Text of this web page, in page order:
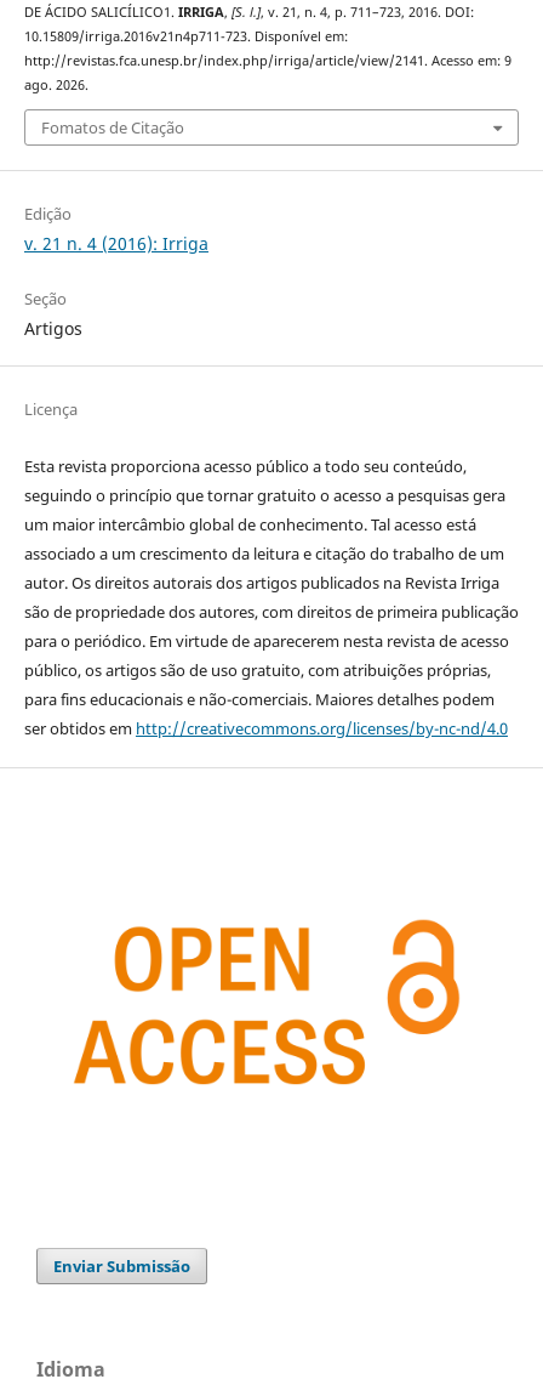
DE ÁCIDO SALICÍLICO1. IRRIGA, [S. l.], v. 21, n. 4, p. 711–723, 2016. DOI:
10.15809/irriga.2016v21n4p711-723. Disponível em:
http://revistas.fca.unesp.br/index.php/irriga/article/view/2141. Acesso em: 9
ago. 2026.
Fomatos de Citação
Edição
v. 21 n. 4 (2016): Irriga
Seção
Artigos
Licença
Esta revista proporciona acesso público a todo seu conteúdo,
seguindo o princípio que tornar gratuito o acesso a pesquisas gera
um maior intercâmbio global de conhecimento. Tal acesso está
associado a um crescimento da leitura e citação do trabalho de um
autor. Os direitos autorais dos artigos publicados na Revista Irriga
são de propriedade dos autores, com direitos de primeira publicação
para o periódico. Em virtude de aparecerem nesta revista de acesso
público, os artigos são de uso gratuito, com atribuições próprias,
para fins educacionais e não-comerciais. Maiores detalhes podem
ser obtidos em http://creativecommons.org/licenses/by-nc-nd/4.0
Enviar Submissão
Idioma